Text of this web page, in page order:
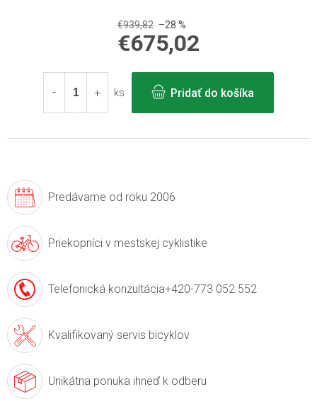
€939,82 –28 %
€675,02
cena:
ks
Pridať do košíka
Predávame od roku 2006
Priekopníci v mestskej cyklistike
Telefonická konzultácia+420-773 052 552
Kvalifikovaný servis bicyklov
Unikátna ponuka ihneď k odberu